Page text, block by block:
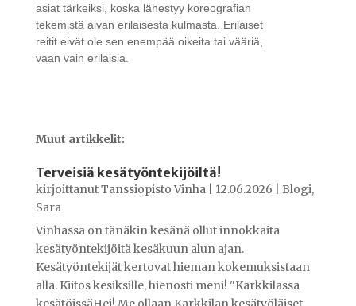
asiat tärkeiksi, koska lähestyy koreografian
tekemistä aivan erilaisesta kulmasta. Erilaiset
reitit eivät ole sen enempää oikeita tai vääriä,
vaan vain erilaisia.
Muut artikkelit:
Terveisiä kesätyöntekijöiltä!
kirjoittanutTanssiopisto Vinha| 12.06.2026 Blogi,
Sara
Vinhassa on tänäkin kesänä ollut innokkaita
kesätyöntekijöitä kesäkuun alun ajan.
Kesätyöntekijät kertovat hieman kokemuksistaan
alla. Kiitos kesiksille, hienosti meni! "Karkkilassa